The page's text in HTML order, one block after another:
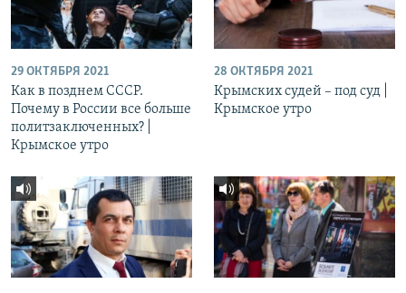
29 ОКТЯБРЯ 2021
Как в позднем СССР.
Почему в России все больше
политзаключенных? |
Крымское утро
28 ОКТЯБРЯ 2021
Крымских судей – под суд |
Крымское утро